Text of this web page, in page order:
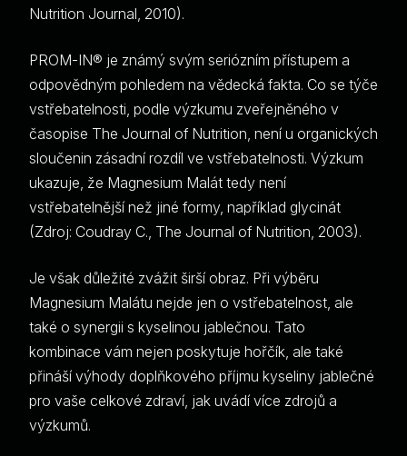
Nutrition Journal, 2010).
PROM-IN® je známý svým seriózním přístupem a
odpovědným pohledem na vědecká fakta. Co se týče
vstřebatelnosti, podle výzkumu zveřejněného v
časopise The Journal of Nutrition, není u organických
sloučenin zásadní rozdíl ve vstřebatelnosti. Výzkum
ukazuje, že Magnesium Malát tedy není
vstřebatelnější než jiné formy, například glycinát
(Zdroj: Coudray C., The Journal of Nutrition, 2003).
Je však důležité zvážit širší obraz. Při výběru
Magnesium Malátu nejde jen o vstřebatelnost, ale
také o synergii s kyselinou jablečnou. Tato
kombinace vám nejen poskytuje hořčík, ale také
přináší výhody doplňkového příjmu kyseliny jablečné
pro vaše celkové zdraví, jak uvádí více zdrojů a
výzkumů.